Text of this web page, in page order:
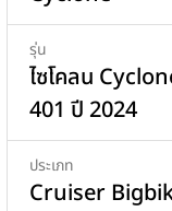
รุ่น
ไซโคลน
401 ปี 2024
ประเภท
Cruiser